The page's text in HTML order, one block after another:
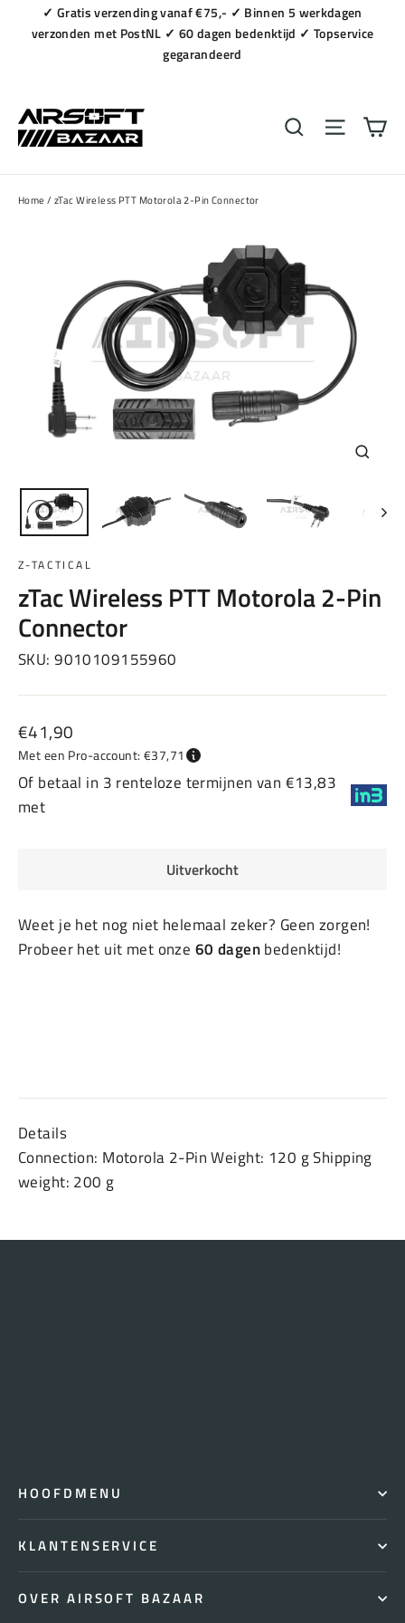
content
✓ Gratis verzending vanaf €75,- ✓ Binnen 5 werkdagen
verzonden met PostNL ✓ 60 dagen bedenktijd ✓ Topservice
gegarandeerd
Zoeken
Home / zTac Wireless PTT Motorola 2-Pin Connector
Sluiten
Z-TACTICAL
zTac Wireless PTT Motorola 2-Pin
Connector
SKU:9010109155960
€41,90
prijs
Met een Pro-account: €37,71
Of betaal in 3 renteloze termijnen van €13,83
met
Uitverkocht
Weet je het nog niet helemaal zeker? Geen zorgen!
Probeer het uit met onze 60 dagenbedenktijd!
Details
Connection: Motorola 2-Pin Weight: 120 g Shipping
weight: 200 g
HOOFDMENU
KLANTENSERVICE
OVER AIRSOFT BAZAAR